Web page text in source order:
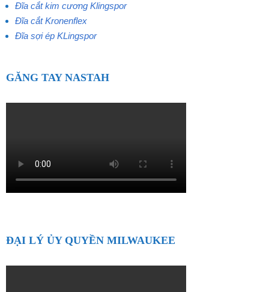
Đĩa cắt kim cương Klingspor
Đĩa cắt Kronenflex
Đĩa sợi ép KLingspor
GĂNG TAY NASTAH
ĐẠI LÝ ỦY QUYỀN MILWAUKEE